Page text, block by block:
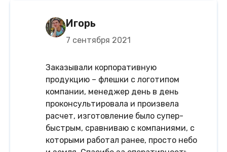
Игорь
7 сентября 2021
Заказывали корпоративную
продукцию – флешки с логотипом
компании, менеджер день в день
проконсультировала и произвела
расчет, изготовление было супер-
быстрым, сравниваю с компаниями, с
которыми работал ранее, просто небо